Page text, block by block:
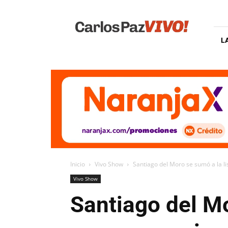
Vivo
Inicio Vivo Show Santiago del Moro se sumó a la
Vivo Show
Santiago del